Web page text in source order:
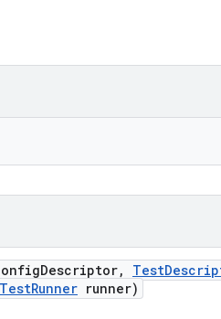
Descriptor, Test
TestRunner runner)